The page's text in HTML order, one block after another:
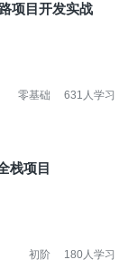
项目开发实战
631人学习
零基础
栈项目
180人学习
初阶